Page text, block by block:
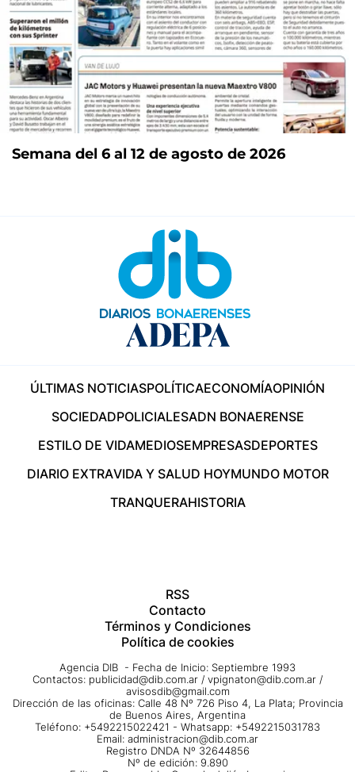
Semana del 6 al 12 de agosto de 2026
ÚLTIMAS NOTICIASPOLÍTICAECONOMÍAOPINIÓN
SOCIEDADPOLICIALESADN BONAERENSE
ESTILO DE VIDAMEDIOSEMPRESASDEPORTES
DIARIO EXTRAVIDA Y SALUD HOYMUNDO MOTOR
TRANQUERAHISTORIA
RSS
Contacto
Términos y Condiciones
Política de cookies
Agencia DIB - Fecha de Inicio: Septiembre 1993
Contactos: publicidad@dib.com.ar / vpignaton@dib.com.ar /
avisosdib@gmail.com
Dirección de las oficinas: Calle 48 Nº 726 Piso 4, La Plata; Provincia
de Buenos Aires, Argentina
Teléfono: +5492215022421 - Whatsapp: +5492215031783
Email: administracion@dib.com.ar
Registro DNDA Nº 32644856
Nº de edición: 9.890